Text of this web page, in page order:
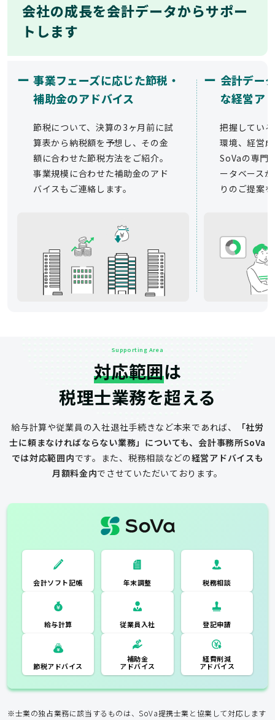
会社の成長を会計データからサポー
トします
ー 事業フェーズに応じた節税・
補助金のアドバイス
節税について、決算の3ヶ月前に試
算表から納税額を予想し、その金
額に合わせた節税方法をご紹介。
事業規模に合わせた補助金のアド
バイスもご連絡します。
ー 会計デー
な経営ア
把握してい
環境、経営
SoVaの専門
ータベース
りのご提案
Supporting Area
対応範囲は
税理士業務を超える
給与計算や従業員の入社退社手続きなど本来であれば、
「社労
士に頼まなければならない業務」についても、会計事務所SoVa
では対応範囲内です。 また、税務相談などの経営アドバイスも
月額料金内でさせていただいております。
一般的な税理士
会計ソフト記
帳 年末調整 税務相談
会計ソフト記帳
年末調整
税務相談
給与計算
従業員入社
登記申請
節税アドバイス
補助金
アドバイス
アドバイス
※士業の独占業務に該当するものは、SoVa提携士業と協業して対応します